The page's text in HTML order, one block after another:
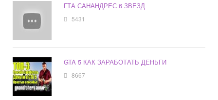
ГТА САНАНДРЕС 6 ЗВЕЗД
5431
GTA 5 КАК ЗАРАБОТАТЬ ДЕНЬГИ
8667